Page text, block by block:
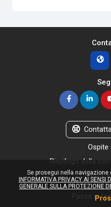
Ospite
Riepilogo della
Ottieni
Passa al
Se prosegui nella
INFORMATIVA PRIVACY AI SENSI
GENERALE SULLA PROTEZIONE